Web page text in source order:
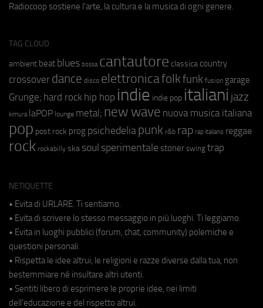
Radiocoop sostiene l'arte, la cultura e la musica di ogni genere.
TAG CLOUD
ambient beat blues bossa cantautore classica country
crossover dance disco elettronicafolkfunk fusion garage
Grunge; hard rock hip hop indie indie pop italiani jazz
kimura laPOP lounge metal; new wave nuova musica italiana
pop post rock prog psichedeliapunk r&b rap rap italiano reggae
rock rockabilly ska soul sperimentale stoner swing trap
NETIQUETTE
• Evita di URLARE. Ti sentiamo.
• Evita di scrivere lo stesso messaggio in più luoghi. Ti leggiamo.
• Evita in luoghi pubblici (forum, chat, community) polemiche e
questioni personali.
• Rispetta le idee altrui, le religioni e razze diverse dalla tua, non
bestemmiare né insultare altri utenti.
• Sentiti libero di esprimere le proprie idee, nei limiti
dell'educazione e del rispetto altrui.